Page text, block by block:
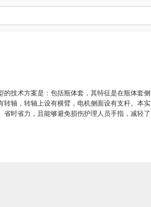
技术方案是：包括瓶体套，其特征是在瓶体套侧
轴，转轴上设有横臂，电机侧面设有支杆。本实
时省力，且能够避免损伤护理人员手指，减轻了